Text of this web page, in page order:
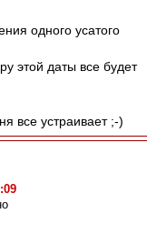
одного усатого
этой даты все будет
все устраивает ;-)